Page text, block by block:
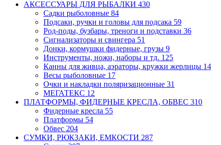
АКСЕССУАРЫ ДЛЯ РЫБАЛКИ 430
Садки рыболовные 84
Подсаки, ручки и головы для подсака 59
Род-поды, бузбары, треноги и подставки 36
Сигнализаторы и свингера 51
Донки, кормушки фидерные, грузы 9
Инструменты, ножи, наборы и тд. 125
Канны для живца, аэраторы, кружки жерлицы 14
Весы рыболовные 17
Очки и накладки поляризационные 31
МЕГАТЕКС 12
ПЛАТФОРМЫ, ФИДЕРНЫЕ КРЕСЛА, ОБВЕС 310
Фидерные кресла 55
Платформы 54
Обвес 204
СУМКИ, РЮКЗАКИ, ЕМКОСТИ 287